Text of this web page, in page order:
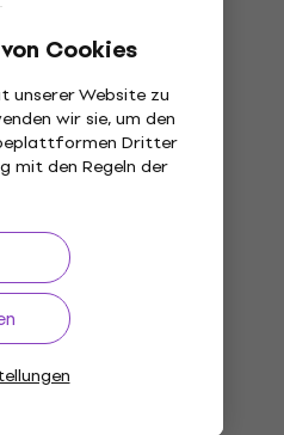
Cookies
unserer Website zu
wir sie, um den
Dritter
mit den Regeln der